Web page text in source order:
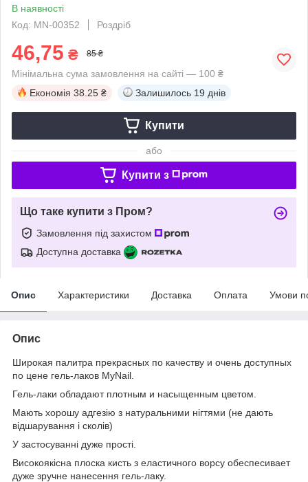
В наявності
Код: MN-00352
Роздріб
46,75 ₴ 85 ₴
Мінімальна сума замовлення на сайті — 100 ₴
Економія 38.25 ₴ Залишилось 19 днів
Купити
або
Купити з
Що таке купити з Пром?
Замовлення під захистом
Доступна доставка
Опис Характеристики Доставка Оплата Умови
Опис
Широкая палитра прекрасных по качеству и очень доступных
по цене гель-лаков MyNail.
Гель-лаки обладают плотным и насыщенным цветом.
Мають хорошу адгезію з натуральними нігтями (не дають
відшарування і сколів)
У застосуванні дуже прості.
Високоякісна плоска кисть з еластичного ворсу обеспесивает
дуже зручне нанесення гель-лаку.